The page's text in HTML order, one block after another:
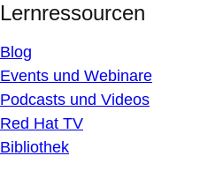
Lernressourcen
Blog
Events und Webinare
Podcasts und Videos
Red Hat TV
Bibliothek